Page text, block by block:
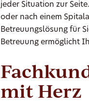
jeder Situation zur
oder nach einem
Betreuungslösung für
Betreuung ermöglicht
mit Herz